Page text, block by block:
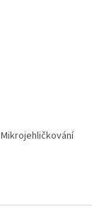
Mikrojehličkování